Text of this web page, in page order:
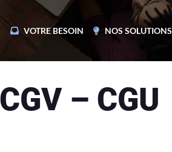
VOTRE BESOIN NOS SOLUTIONS
– CGU